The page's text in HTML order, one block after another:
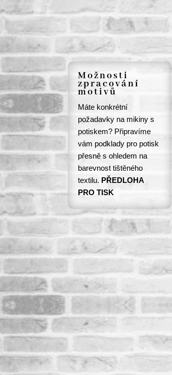
Možnosti
zpracování
motivů
Máte konkrétní
požadavky na mikiny s
potiskem? Připravíme
vám podklady pro potisk
přesně s ohledem na
barevnost tištěného
textilu. PŘEDLOHA
PRO TISK